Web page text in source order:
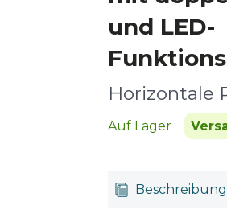
und LED-
Horizontale
Auf Lager
Beschreibung